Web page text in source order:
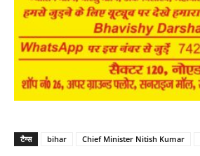
टैग्स bihar Chief Minister Nitish Kumar